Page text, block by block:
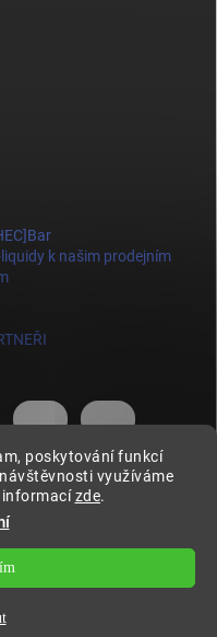
poskytování funkcí
využíváme
informacízde.
k našim prodejním
vyhrazena.Upravit nastavení